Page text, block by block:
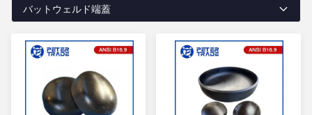
バットウェルド端蓋